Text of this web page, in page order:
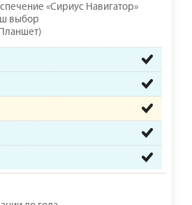
«Сириус Навигатор»
выбор